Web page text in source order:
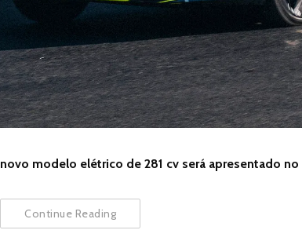
novo modelo elétrico de 281 cv será apresentado
Continue Reading